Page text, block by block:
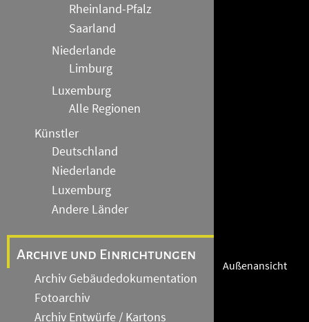
Rheinland-Pfalz
Saarland
Niederlande
Limburg
Luxemburg
Alle Regionen
Künstler
Deutschland
Niederlande
Luxemburg
Andere Länder
Archive und Einrichtungen
Archiv Gebäudedokumentation
Fotoarchiv
Archiv Entwürfe / Kartons
Außenansicht